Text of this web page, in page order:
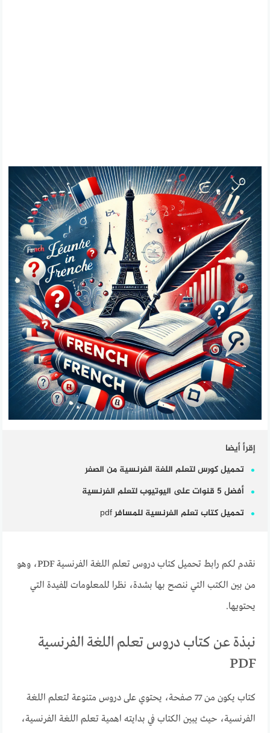
إقرأ أيضا
تحميل كورس لتعلم اللغة الفرنسية من الصفر
أفضل 5 قنوات على اليوتيوب لتعلم الفرنسية
تحميل كتاب تعلم الفرنسية للمسافر pdf
نقدم لكم رابط تحميل كتاب دروس تعلم اللغة الفرنسية PDF، وهو
من بين الكتب التي ننصح بها بشدة، نظرا للمعلومات المفيدة التي
يحتويها.
نبذة عن كتاب دروس تعلم اللغة الفرنسية
PDF
كتاب يكون من 77 صفحة، يحتوي على دروس متنوعة لتعلم اللغة
الفرنسية، حيث يبين الكتاب في بدايته اهمية تعلم اللغة الفرنسية،